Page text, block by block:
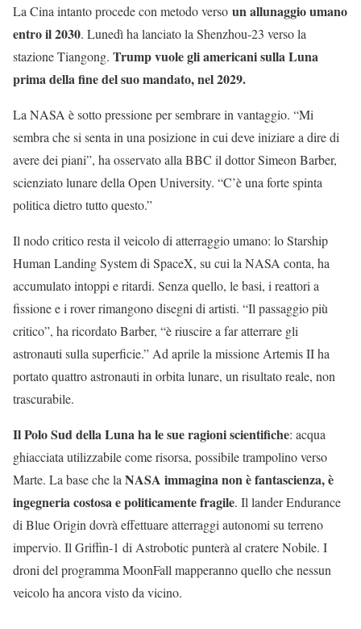
La Cina intanto procede con metodo verso un allunaggio umano
entro il 2030. Lunedì ha lanciato la Shenzhou-23 verso la
stazione Tiangong. Trump vuole gli americani sulla Luna
prima della fine del suo mandato, nel 2029.
La NASA è sotto pressione per sembrare in vantaggio. “Mi
sembra che si senta in una posizione in cui deve iniziare a dire di
avere dei piani”, ha osservato alla BBC il dottor Simeon Barber,
scienziato lunare della Open University. “C’è una forte spinta
politica dietro tutto questo.”
Il nodo critico resta il veicolo di atterraggio umano: lo Starship
Human Landing System di SpaceX, su cui la NASA conta, ha
accumulato intoppi e ritardi. Senza quello, le basi, i reattori a
fissione e i rover rimangono disegni di artisti. “Il passaggio più
critico”, ha ricordato Barber, “è riuscire a far atterrare gli
astronauti sulla superficie.” Ad aprile la missione Artemis II ha
portato quattro astronauti in orbita lunare, un risultato reale, non
trascurabile.
Il Polo Sud della Luna ha le sue ragioni scientifiche: acqua
ghiacciata utilizzabile come risorsa, possibile trampolino verso
Marte. La base che la NASA immagina non è fantascienza, è
ingegneria costosa e politicamente fragile. Il lander Endurance
di Blue Origin dovrà effettuare atterraggi autonomi su terreno
impervio. Il Griffin-1 di Astrobotic punterà al cratere Nobile. I
droni del programma MoonFall mapperanno quello che nessun
veicolo ha ancora visto da vicino.